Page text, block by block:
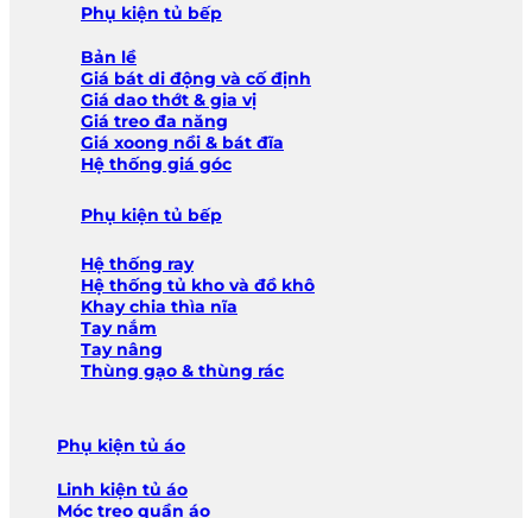
Phụ kiện tủ bếp
Bản lề
Giá bát di động và cố định
Giá dao thớt & gia vị
Giá treo đa năng
Giá xoong nồi & bát đĩa
Hệ thống giá góc
Phụ kiện tủ bếp
Hệ thống ray
Hệ thống tủ kho và đồ khô
Khay chia thìa nĩa
Tay nắm
Tay nâng
Thùng gạo & thùng rác
Phụ kiện tủ áo
Linh kiện tủ áo
Móc treo quần áo